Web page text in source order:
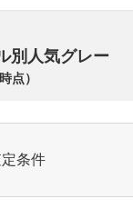
別人気グレー
時点）
条件